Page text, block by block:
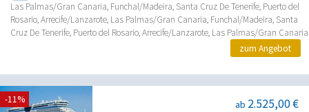
Las Palmas/Gran Canaria, Funchal/Madeira, Santa Cruz De Tenerife, Puerto del
Rosario, Arrecife/Lanzarote, Las Palmas/Gran Canaria, Funchal/Madeira, Santa
Cruz De Tenerife, Puerto del Rosario, Arrecife/Lanzarote, Las Palmas/Gran Canaria
zum Angebot
ab 2.525,00 €
-11%